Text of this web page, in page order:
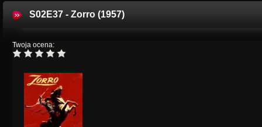
S02E37 - Zorro (1957)
Twoja ocena: